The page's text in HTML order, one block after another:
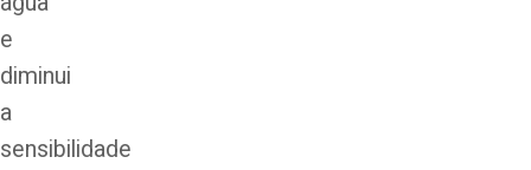
e
diminui
a
sensibilidade